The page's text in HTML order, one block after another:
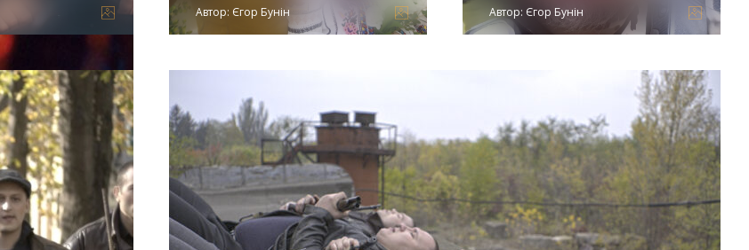
Автор: Єгор Бунін
Автор: Єгор Бунін